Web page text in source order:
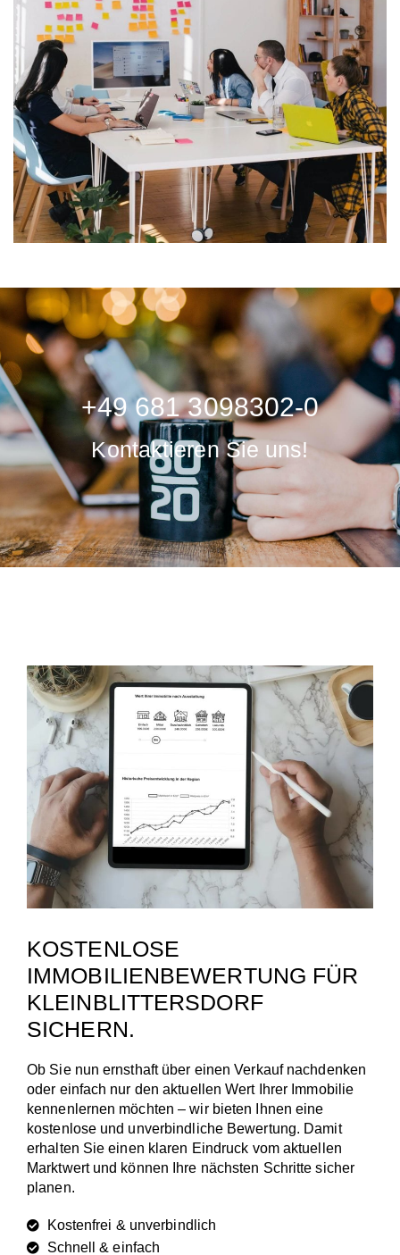
+49 681 3098302-0
Kontaktieren Sie uns!
KOSTENLOSE
IMMOBILIENBEWERTUNG FÜR
KLEINBLITTERSDORF
SICHERN.
Ob Sie nun ernsthaft über einen Verkauf nachdenken
oder einfach nur den aktuellen Wert Ihrer Immobilie
kennenlernen möchten – wir bieten Ihnen eine
kostenlose und unverbindliche Bewertung. Damit
erhalten Sie einen klaren Eindruck vom aktuellen
Marktwert und können Ihre nächsten Schritte sicher
planen.
Kostenfrei & unverbindlich
Schnell & einfach